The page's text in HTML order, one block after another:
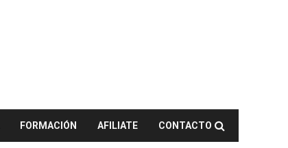
FORMACIÓN AFILIATE CONTACTO